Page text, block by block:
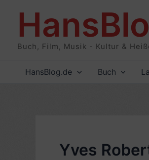
Buch, Film, Musik - Kultur &
HansBlog.de Buch
Yves